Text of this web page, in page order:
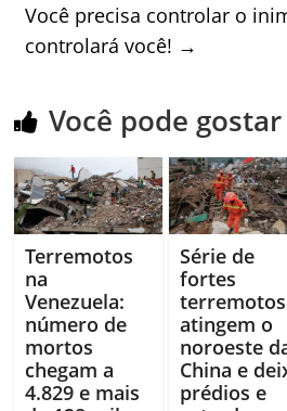
Você precisa controlar o
controlará você! →
Você pode
Terremotos
na
Venezuela:
número de
mortos
chegam a
4.829 e mais
Série de
fortes
terremotos
atingem o
noroeste
China e
prédios e